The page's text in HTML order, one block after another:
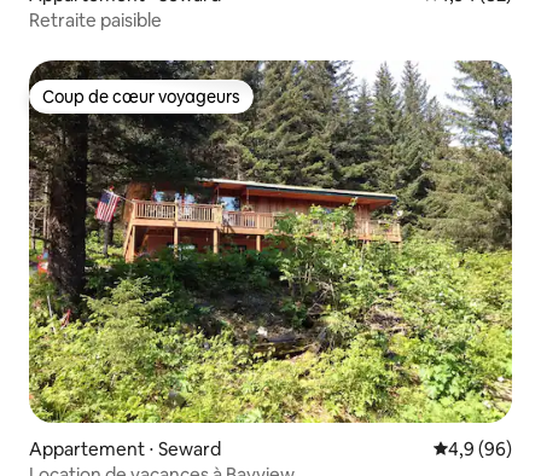
Retraite paisible
Coup de cœur voyageurs
Coup de cœur voyageurs
Appartement ⋅ Seward Évaluation
4,9 (96)